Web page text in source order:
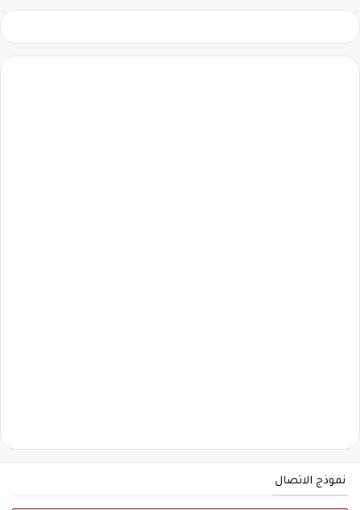
نموذج الاتصال